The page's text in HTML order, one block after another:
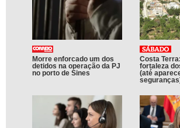
Morre enforcado um dos
detidos na operação da PJ
no porto de Sines
Costa
fortaleza
(até